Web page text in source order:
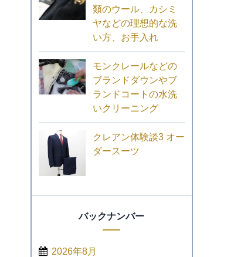
類のウール、カシミ
ヤなどの理想的な洗
い方、お手入れ
モンクレールなどの
ブランドダウンやブ
ランドコートの水洗
いクリーニング
クレアン体験談3 オー
ダースーツ
バックナンバー
2026年8月